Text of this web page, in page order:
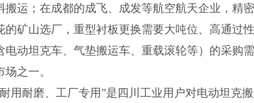
搬运；在成都的成飞、成发等航空航天企业，精
的矿山选厂，重型衬板更换需要大吨位、高通过
电动坦克车、气垫搬运车、重载滚轮等）的采购
场之一。
用耐磨、工厂专用”是四川工业用户对电动坦克